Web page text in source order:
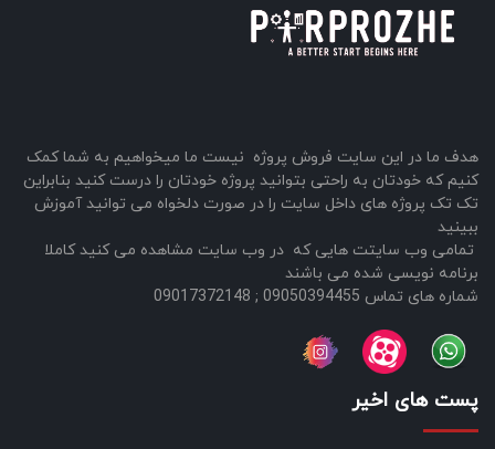
هدف ما در این سایت فروش پروژه نیست ما میخواهیم به شما کمک
کنیم که خودتان به راحتی بتوانید پروژه خودتان را درست کنید بنابراین
تک تک پروژه های داخل سایت را در صورت دلخواه می توانید آموزش
ببینید
تمامی وب سایتت هایی که در وب سایت مشاهده می کنید کاملا
برنامه نویسی شده می باشند
شماره های تماس 09050394455 ; 09017372148
پست های اخیر